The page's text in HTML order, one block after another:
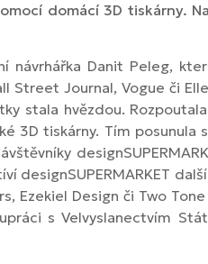
domácí 3D tiskárny.
návrhářka Danit Peleg,
Street Journal, Vogue či
stala hvězdou.
3D tiskárny. Tím posunula
designSUPERMARKET
Ezekiel Design či Two Tone
s Velvyslanectvím